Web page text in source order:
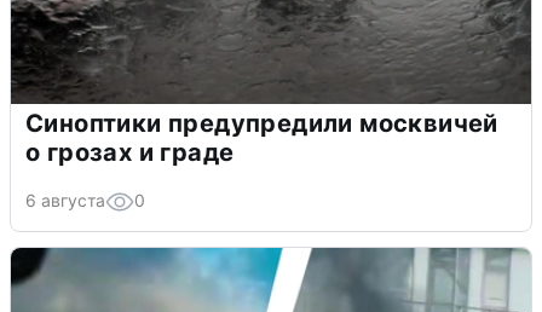
Синоптики предупредили москвичей
о грозах и граде
6 августа 0